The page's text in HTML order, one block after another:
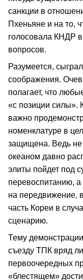
санкции в
Пхеньяне и на то,
голосовала КНДР
вопросов.
Разумеется,
соображения.
полагает, что
«с позиции силы».
важно
номенклатуре в
защищена. Ведь не
океаном давно
элиты пойдет под
перевоспитанию, а
на передвижение,
часть Кореи в
сценарию.
Тему
съезду ТПК вряд
первоочередных
«блестящем»